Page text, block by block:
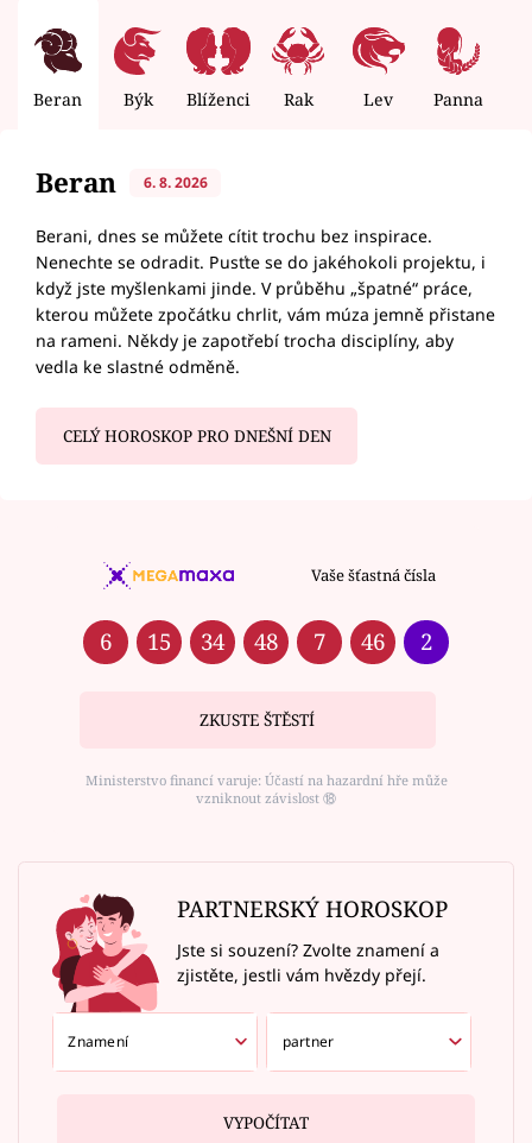
Beran Býk Blíženci Rak Lev Panna
Beran 6. 8. 2026
Berani, dnes se můžete cítit trochu bez inspirace.
Nenechte se odradit. Pusťte se do jakéhokoli projektu, i
když jste myšlenkami jinde. V průběhu „špatné“ práce,
kterou můžete zpočátku chrlit, vám múza jemně přistane
na rameni. Někdy je zapotřebí trocha disciplíny, aby
vedla ke slastné odměně.
CELÝ HOROSKOP PRO DNEŠNÍ DEN
Vaše šťastná čísla
6 15 34 48 7 46 2
ZKUSTE ŠTĚSTÍ
Ministerstvo financí varuje: Účastí na hazardní hře může
vzniknout závislost ⑱
PARTNERSKÝ HOROSKOP
Jste si souzení? Zvolte znamení a
zjistěte, jestli vám hvězdy přejí.
VYPOČÍTAT